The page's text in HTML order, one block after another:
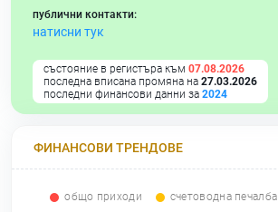
публични контакти:
натисни тук
състояние в регистъра към 07.08.2026
последна вписана промяна на 27.03.2026
последни финансови данни за 2024
ФИНАНСОВИ ТРЕНДОВЕ
общо приходи счетоводна печалба